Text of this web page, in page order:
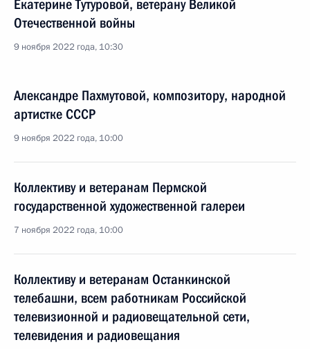
Екатерине Тутуровой, ветерану Великой
Отечественной войны
9 ноября 2022 года, 10:30
Александре Пахмутовой, композитору, народной
артистке СССР
9 ноября 2022 года, 10:00
Коллективу и ветеранам Пермской
государственной художественной галереи
7 ноября 2022 года, 10:00
Коллективу и ветеранам Останкинской
телебашни, всем работникам Российской
телевизионной и радиовещательной сети,
телевидения и радиовещания